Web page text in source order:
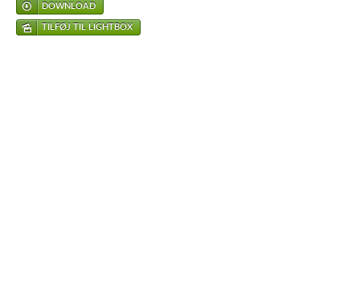
DOWNLOAD
TILFØJ TIL LIGHTBOX